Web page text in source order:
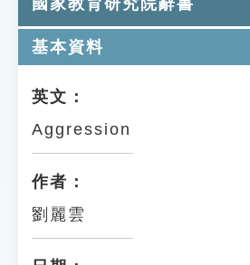
國家教育研究院辭書
基本資料
英文：
Aggression
作者：
劉麗雲